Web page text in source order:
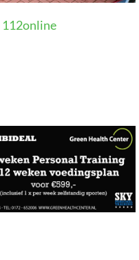
112online